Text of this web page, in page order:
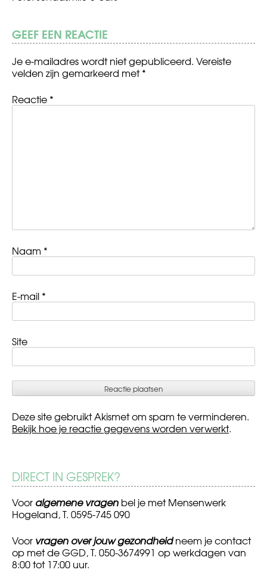
GEEF EEN REACTIE
Je e-mailadres wordt niet gepubliceerd. Vereiste
velden zijn gemarkeerd met*
Reactie *
Naam *
E-mail *
Site
Deze site gebruikt Akismet om spam te verminderen.
Bekijk hoe je reactie gegevens worden verwerkt.
DIRECT IN GESPREK?
Voor algemene vragen bel je met Mensenwerk
Hogeland, T. 0595-745 090
Voor vragen over jouw gezondheidneem je contact
op met de GGD, T. 050-3674991 op werkdagen van
8:00 tot 17:00 uur.